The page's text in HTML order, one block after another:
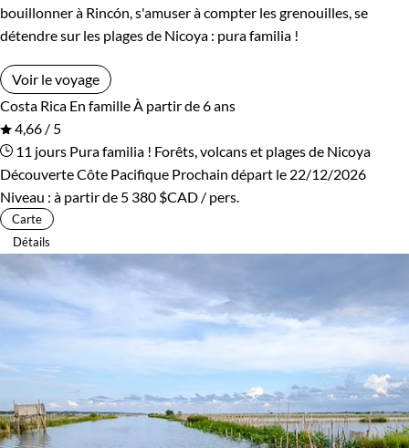
bouillonner à Rincón, s'amuser à compter les grenouilles, se
détendre sur les plages de Nicoya : pura familia !
Voir le voyage
Costa Rica En famille À partir de 6 ans
4,66 / 5
11 jours Pura familia ! Forêts, volcans et plages de Nicoya
Découverte Côte Pacifique Prochain départ le 22/12/2026
Niveau : à partir de 5 380 $CAD / pers.
Carte
Détails